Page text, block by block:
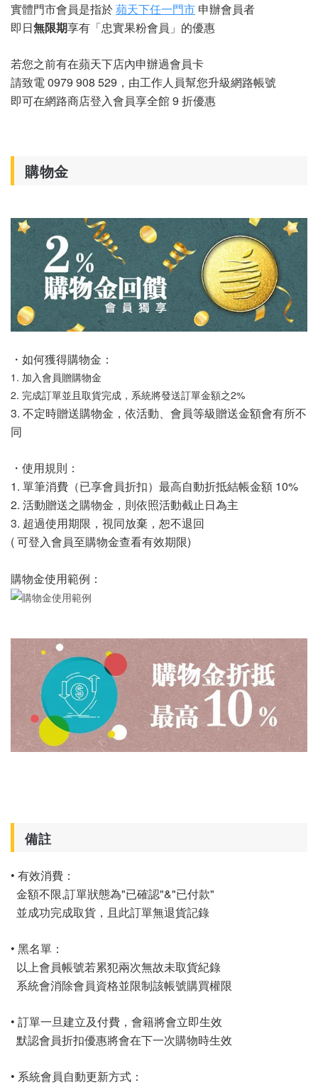
實體門市會員是指於蘋天下任一門市 申辦會員者
即日無限期享有「忠實果粉會員」的優惠
若您之前有在蘋天下店內申辦過會員卡
請致電0979 908 529，由工作人員幫您升級網路帳號
即可在網路商店登入會員享全館 9 折優惠
購物金
・如何獲得購物金：
1. 加入會員贈購物金
2. 完成訂單並且取貨完成，系統將發送訂單金額之2%
3. 不定時贈送購物金，依活動、會員等級贈送金額會有所不
同
・使用規則：
1. 單筆消費（已享會員折扣） 最高自動折抵結帳金額 10%
2. 活動贈送之購物金，則依照活動截止日為主
3. 超過使用期限，視同放棄，恕不退回
( 可登入會員至購物金查看有效期限)
購物金使用範例：
備註
• 有效消費：
金額不限,訂單狀態為"已確認"&"已付款"
並成功完成取貨，且此訂單無退貨記錄
• 黑名單：
以上會員帳號若累犯兩次無故未取貨紀錄
系統會消除會員資格並限制該帳號購買權限
• 訂單一旦建立及付費，會籍將會立即生效
默認會員折扣優惠將會在下一次購物時生效
• 系統會員自動更新方式：